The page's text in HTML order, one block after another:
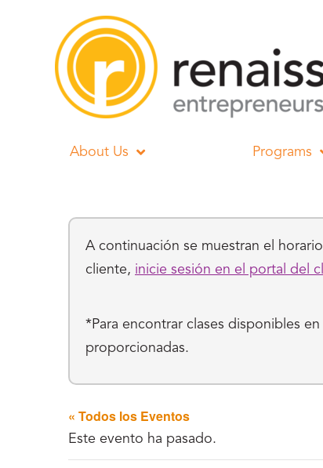
About Us Programs
A continuación se muestran el
cliente, inicie sesión en el portal del
*Para encontrar clases disponibles
proporcionadas.
« Todos los Eventos
Este evento ha pasado.